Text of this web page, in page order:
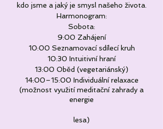
kdo jsme a jaký je smysl našeho života.
Harmonogram:
Sobota:
9:00 Zahájení
10:00 Seznamovací sdílecí kruh
10:30 Intuitivní hraní
13:00 Oběd (vegetariánský)
14:00–15:00 Individuální relaxace
(možnost využití meditační zahrady a
energie
lesa)